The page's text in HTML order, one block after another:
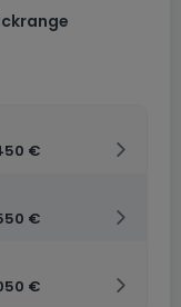
€
€
€